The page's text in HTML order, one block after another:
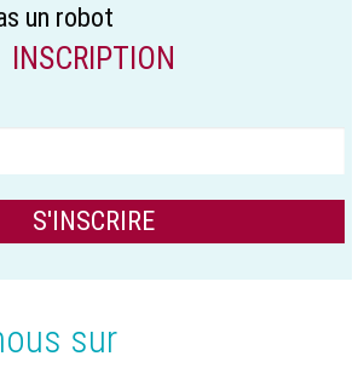
un robot
INSCRIPTION
sur